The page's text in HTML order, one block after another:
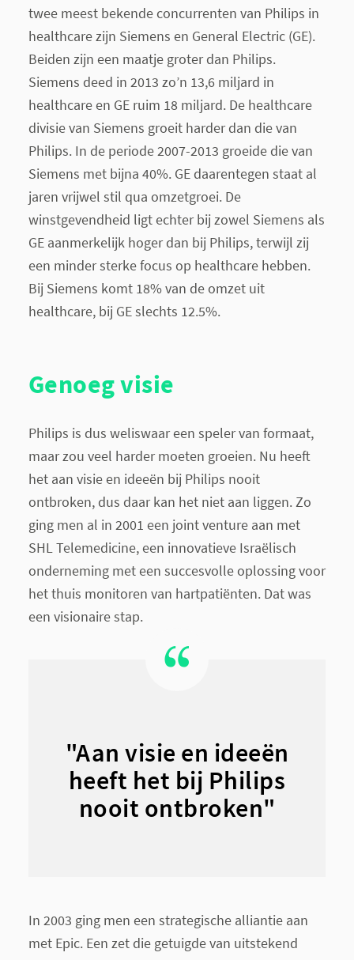
twee meest bekende concurrenten van Philips in
healthcare zijn Siemens en General Electric (GE).
Beiden zijn een maatje groter dan Philips.
Siemens deed in 2013 zo’n 13,6 miljard in
healthcare en GE ruim 18 miljard. De healthcare
divisie van Siemens groeit harder dan die van
Philips. In de periode 2007-2013 groeide die van
Siemens met bijna 40%. GE daarentegen staat al
jaren vrijwel stil qua omzetgroei. De
winstgevendheid ligt echter bij zowel Siemens als
GE aanmerkelijk hoger dan bij Philips, terwijl zij
een minder sterke focus op healthcare hebben.
Bij Siemens komt 18% van de omzet uit
healthcare, bij GE slechts 12.5%.
Genoeg visie
Philips is dus weliswaar een speler van formaat,
maar zou veel harder moeten groeien. Nu heeft
het aan visie en ideeën bij Philips nooit
ontbroken, dus daar kan het niet aan liggen. Zo
ging men al in 2001 een joint venture aan met
SHL Telemedicine, een innovatieve Israëlisch
onderneming met een succesvolle oplossing voor
het thuis monitoren van hartpatiënten. Dat was
een visionaire stap.
"Aan visie en ideeën
heeft het bij Philips
nooit ontbroken"
In 2003 ging men een strategische alliantie aan
met Epic. Een zet die getuigde van uitstekend